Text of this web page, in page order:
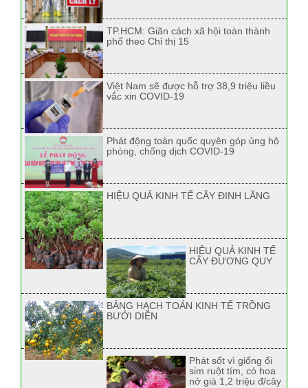
TP.HCM: Giãn cách xã hội toàn thành
phố theo Chỉ thị 15
Việt Nam sẽ được hỗ trợ 38,9 triệu liều
vắc xin COVID-19
Phát động toàn quốc quyên góp ủng hộ
phòng, chống dịch COVID-19
HIỆU QUẢ KINH TẾ CÂY ĐINH LĂNG
HIỆU QUẢ KINH TẾ
CÂY ĐƯƠNG QUY
BẢNG HẠCH TOÁN KINH TẾ TRỒNG
BƯỞI DIỄN
Phát sốt vì giống ổi
sim ruột tím, có hoa
nở giá 1,2 triệu đ/cây